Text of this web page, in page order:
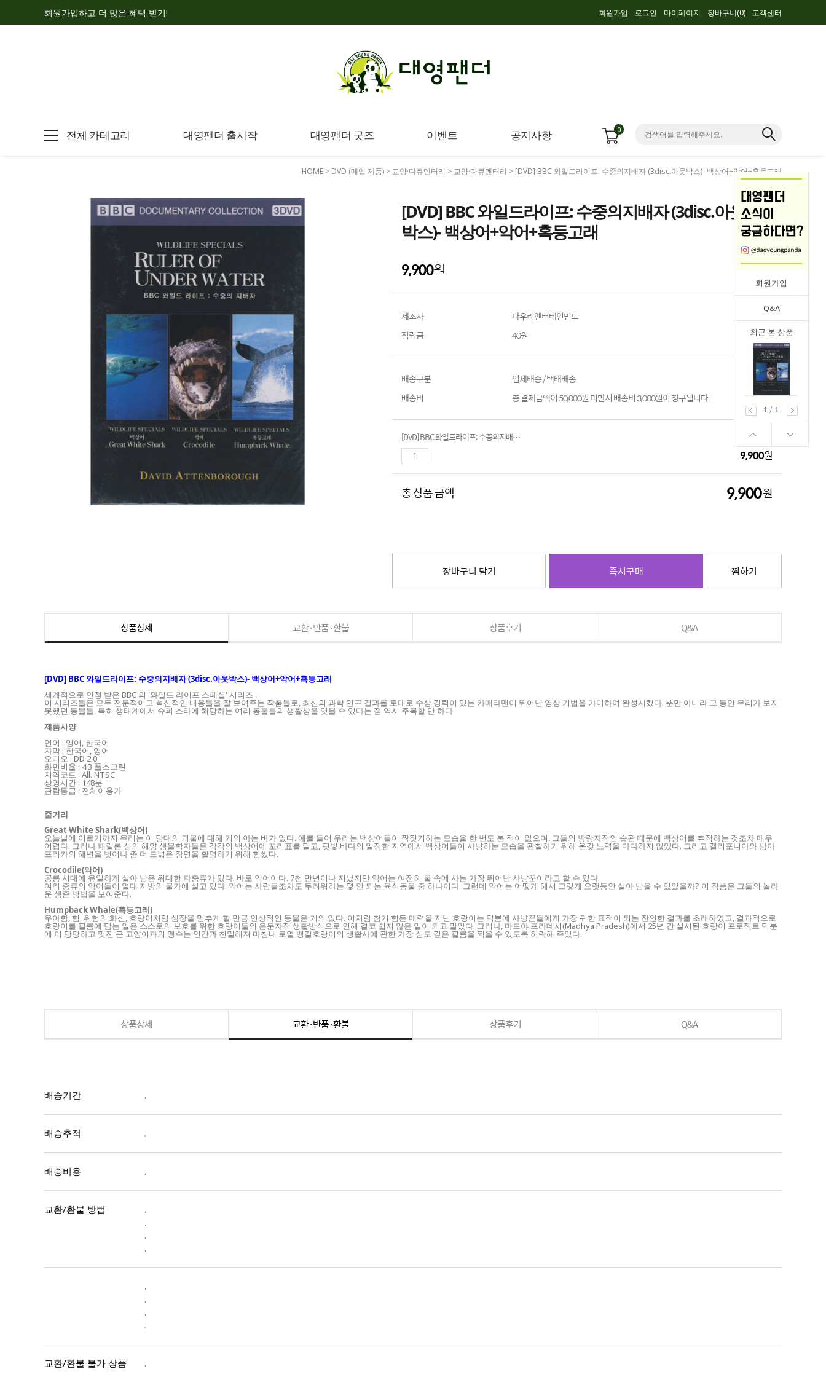
회원가입하고 더 많은 혜택 받기! 회원가입 로그인 마이페이지 장바구니(0) 고객센터
전체 카테고리 대영팬더 출시작 대영팬더 굿즈 이벤트 공지사항 0
회원가입
Q&A
최근 본 상품
1
/ 1
HOME > DVD (매입 제품) > 교양·다큐멘터리 > 교양·다큐멘터리 > [DVD] BBC 와일드라이프: 수중의지배자 (3disc.아웃박스)- 백상어+악어+혹등고래
[DVD] BBC 와일드라이프: 수중의지배자 (3disc.아웃
박스)- 백상어+악어+혹등고래
9,900원
제조사
다우리엔터테인먼트
적립금
40원
배송구분
업체배송 / 택배배송
배송비
총 결제금액이 50,000원 미만시 배송비 3,000원이 청구됩니다.
[DVD] BBC 와일드라이프: 수중의지배자 (3disc.아웃박스)- 백상어+악어+혹등고래
9,900원
총 상품 금액 9,900원
장바구니 담기 즉시구매 찜하기
상품상세 교환·반품·환불 상품후기 Q&A
[DVD] BBC 와일드라이프: 수중의지배자 (3disc.아웃박스)- 백상어+악어+혹등고래
세계적으로 인정 받은 BBC 의 '와일드 라이프 스페셜' 시리즈 .
이 시리즈들은 모두 전문적이고 혁신적인 내용들을 잘 보여주는 작품들로, 최신의 과학 연구 결과를 토대로 수상 경력이 있는 카메라맨이 뛰어난 영상 기법을 가미하여 완성시켰다. 뿐만 아니라 그 동안 우리가 보지
못했던 동물들, 특히 생태계에서 슈퍼 스타에 해당하는 여러 동물들의 생활상을 엿볼 수 있다는 점 역시 주목할 만 하다
제품사양
언어 : 영어, 한국어
자막 : 한국어, 영어
오디오 : DD 2.0
화면비율 : 4:3 풀스크린
지역코드 : All. NTSC
상영시간 : 148분
관람등급 : 전체이용가
줄거리
Great White Shark(백상어)
오늘날에 이르기까지 우리는 이 당대의 괴물에 대해 거의 아는 바가 없다. 예를 들어 우리는 백상어들이 짝짓기하는 모습을 한 번도 본 적이 없으며, 그들의 방랑자적인 습관 때문에 백상어를 추적하는 것조차 매우
어렵다. 그러나 패럴론 섬의 해양 생물학자들은 각각의 백상어에 꼬리표를 달고, 핏빛 바다의 일정한 지역에서 백상어들이 사냥하는 모습을 관찰하기 위해 온갖 노력을 마다하지 않았다. 그리고 캘리포니아와 남아
프리카의 해변을 벗어나 좀 더 드넓은 장면을 촬영하기 위해 힘썼다.
Crocodile(악어)
공룡 시대에 유일하게 살아 남은 위대한 파충류가 있다. 바로 악어이다. 7천 만년이나 지났지만 악어는 여전히 물 속에 사는 가장 뛰어난 사냥꾼이라고 할 수 있다.
여러 종류의 악어들이 열대 지방의 물가에 살고 있다. 악어는 사람들조차도 두려워하는 몇 안 되는 육식동물 중 하나이다. 그런데 악어는 어떻게 해서 그렇게 오랫동안 살아 남을 수 있었을까? 이 작품은 그들의 놀라
운 생존 방법을 보여준다.
Humpback Whale(혹등고래)
우아함, 힘, 위험의 화신, 호랑이처럼 심장을 멈추게 할 만큼 인상적인 동물은 거의 없다. 이처럼 참기 힘든 매력을 지닌 호랑이는 덕분에 사냥꾼들에게 가장 귀한 표적이 되는 잔인한 결과를 초래하였고, 결과적으로
호랑이를 필름에 담는 일은 스스로의 보호를 위한 호랑이들의 은둔자적 생활방식으로 인해 결코 쉽지 않은 일이 되고 말았다. 그러나, 마드야 프라데시(Madhya Pradesh)에서 25년 간 실시된 호랑이 프로젝트 덕분
에 이 당당하고 멋진 큰 고양이과의 맹수는 인간과 친밀해져 마침내 로열 뱅갈호랑이의 생활사에 관한 가장 심도 깊은 필름을 찍을 수 있도록 허락해 주었다.
상품상세 교환·반품·환불 상품후기 Q&A
배송기간 .
배송추적 .
배송비용 .
교환/환불 방법
.
.
.
.
.
.
.
.
교환/환불 불가 상품
.